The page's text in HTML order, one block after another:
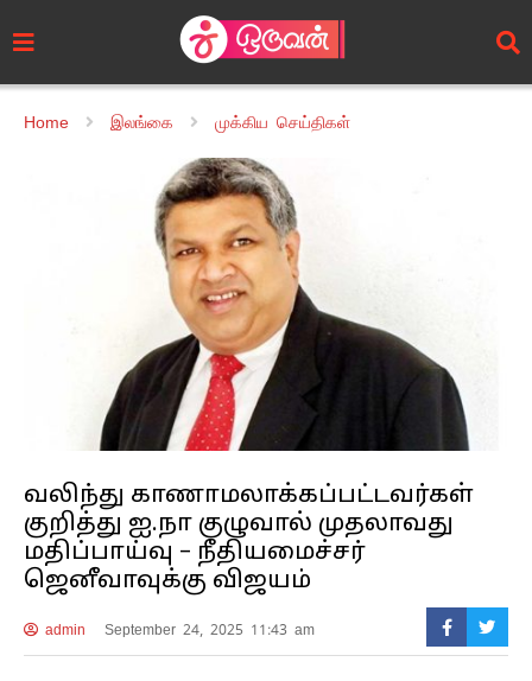
Home இலங்கை முக்கிய செய்திகள்
வலிந்து காணாமலாக்கப்பட்டவர்கள்
குறித்து ஐ.நா குழுவால் முதலாவது
மதிப்பாய்வு – நீதியமைச்சர்
ஜெனீவாவுக்கு விஜயம்
admin September 24, 2025 11:43 am